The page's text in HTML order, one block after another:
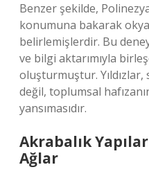
Benzer şekilde,
konumuna bakarak
belirlemişlerdir. Bu
ve bilgi aktarımıyla
oluşturmuştur.
değil, toplumsal
yansımasıdır.
Akrabalık
Ağlar